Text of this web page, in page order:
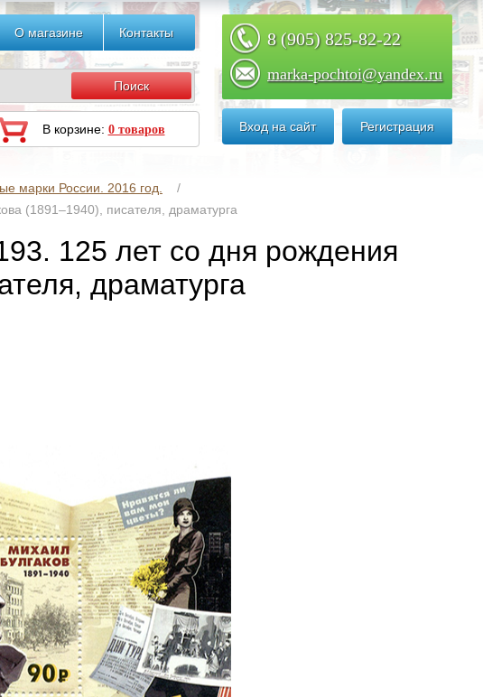
О магазине Контакты 8 (905) 825-82-22
marka-pochtoi@yandex.ru
Вход на сайт Регистрация
В корзине: 0 товаров
марки России. 2016 год.
(1891–1940), писателя, драматурга
125 лет со дня рождения
драматурга